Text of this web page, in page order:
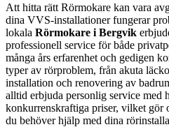
Att hitta rätt Rörmokare kan vara
dina VVS-installationer fungerar
lokala Rörmokare i Bergvik
professionell service för både
många års erfarenhet och gedigen
typer av rörproblem, från akuta
installation och renovering av
alltid erbjuda personlig service med
konkurrenskraftiga priser, vilket gör
du behöver hjälp med dina